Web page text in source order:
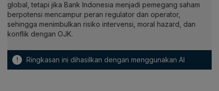
global, tetapi jika Bank Indonesia menjadi pemegang saham
berpotensi mencampur peran regulator dan operator,
sehingga menimbulkan risiko intervensi, moral hazard, dan
konflik dengan OJK.
! Ringkasan ini dihasilkan dengan menggunakan AI